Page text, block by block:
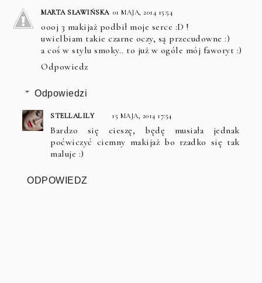
MARTA SŁAWIŃSKA 01 MAJA, 2014 15:54
oooj 3 makijaż podbił moje serce :D !
uwielbiam takie czarne oczy, są przecudowne :)
a coś w stylu smoky.. to już w ogóle mój faworyt :)
Odpowiedz
Odpowiedzi
STELLALILY 15 MAJA, 2014 17:54
Bardzo się cieszę, będę musiała jednak
poćwiczyć ciemny makijaż bo rzadko się tak
maluje :)
ODPOWIEDZ